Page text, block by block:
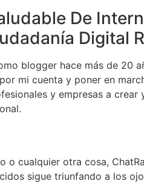
De
Digital
blogger hace más de 20
mi cuenta y poner en
y empresas a
o cualquier otra cosa,
sigue triunfando a los